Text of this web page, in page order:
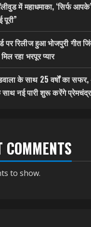
में महाधमाका, ‘सिर्फ
पर रिलीज हुआ भोजपुरी गीत
रहा भरपूर प्यार
के साथ 25 वर्षों का
नई पारी शुरू करेंगे
COMMENTS
to show.